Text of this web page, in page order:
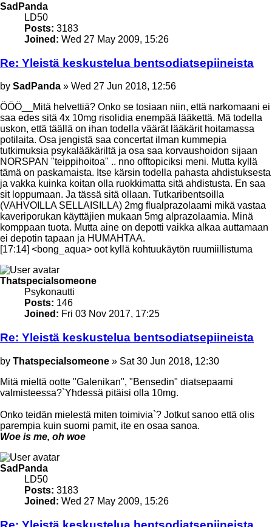
SadPanda
LD50
Posts: 3183
Joined: Wed 27 May 2009, 15:26
Re: Yleistä keskustelua bentsodiatsepiineista
Post
by SadPanda » Wed 27 Jun 2018, 12:56
ÖÖÖ__Mitä helvettiä? Onko se tosiaan niin, että narkomaani ei
saa edes sitä 4x 10mg risolidia enempää lääkettä. Mä todella
uskon, että täällä on ihan todella väärät lääkärit hoitamassa
potilaita. Osa jengistä saa concertat ilman kummepia
tutkimuksia psykalääkäriltä ja osa saa korvaushoidon sijaan
NORSPAN "teippihoitoa" .. nno offtopiciksi meni. Mutta kyllä
tämä on paskamaista. Itse kärsin todella pahasta ahdistuksesta
ja vakka kuinka koitan olla ruokkimatta sitä ahdistusta. En saa
sit loppumaan. Ja tässä sitä ollaan. Tutkaribentsoilla
(VAHVOILLA SELLAISILLA) 2mg flualprazolaami mikä vastaa
kaveriporukan käyttäjien mukaan 5mg alprazolaamia. Minä
komppaan tuota. Mutta aine on depotti vaikka alkaa auttamaan
ei depotin tapaan ja HUMAHTAA.
[17:14] <bong_aqua> oot kyllä kohtuukäytön ruumiillistuma
Thatspecialsomeone
Psykonautti
Posts: 146
Joined: Fri 03 Nov 2017, 17:25
Re: Yleistä keskustelua bentsodiatsepiineista
Post
by Thatspecialsomeone » Sat 30 Jun 2018, 12:30
Mitä mieltä ootte "Galenikan", "Bensedin" diatsepaami
valmisteessa?`Yhdessä pitäisi olla 10mg.
Onko teidän mielestä miten toimivia`? Jotkut sanoo että olis
parempia kuin suomi pamit, ite en osaa sanoa.
Woe is me, oh woe
SadPanda
LD50
Posts: 3183
Joined: Wed 27 May 2009, 15:26